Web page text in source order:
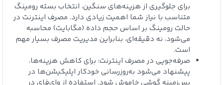
برای جلوگیری از هزینه‌های سنگین، انتخاب بسته رومینگ
متناسب با نیاز شما اهمیت زیادی دارد. مصرف اینترنت در
حالت رومینگ بر اساس حجم داده (مگابایت) محاسبه
می‌شود، نه دقیقه‌ای، بنابراین مدیریت مصرف بسیار مهم
است.
صرفه‌جویی در مصرف اینترنت: برای کاهش هزینه‌ها،
پیشنهاد می‌شود به‌روزرسانی خودکار اپلیکیشن‌ها در
پس‌زمینه گوشی خاموش شود. استفاده از وای‌فای در